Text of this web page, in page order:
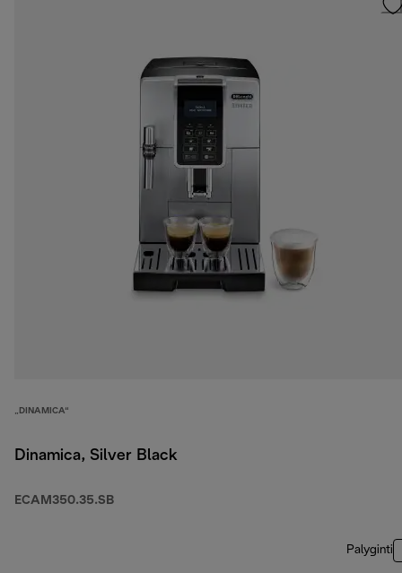
„DINAMICA“
Dinamica, Silver Black
ECAM350.35.SB
Palyginti